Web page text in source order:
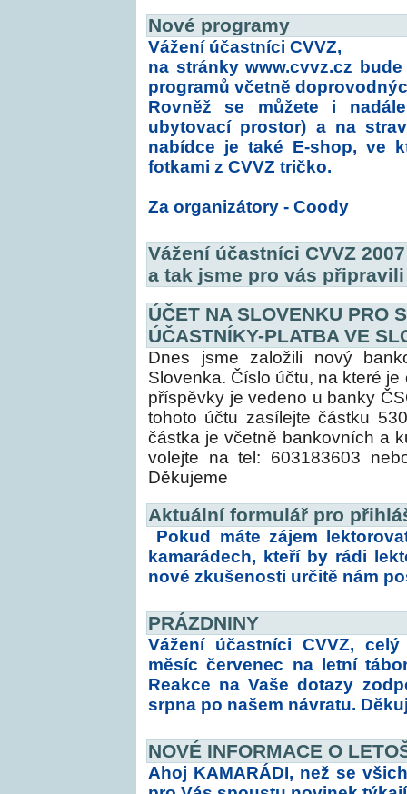
Nové programy
Vážení účastníci CVVZ,
na stránkywww.cvvz.cz
programů včetně
Rovněž se můžete i
ubytovací prostor) a na
nabídce je také E-shop, ve
fotkami z CVVZ tričko.
Za organizátory - Coody
Vážení účastníci CVVZ
a tak jsme pro vás
ÚČET NA SLOVENKU PRO
ÚČASTNÍKY-PLATBA VE
Dnes jsme založili nový
Slovenka. Číslo účtu, na které
příspěvky je vedeno u banky
tohoto účtu zasílejte částku
částka je včetně bankovních a
volejte na tel: 603183603
Děkujeme
Aktuální formulář pro
Pokud máte zájem
kamarádech, kteří by rádi
nové zkušenosti určitě nám
PRÁZDNINY
Vážení účastníci CVVZ,
měsíc červenec na letní
Reakce na Vaše dotazy
srpna po našem návratu.
NOVÉ INFORMACE O
Ahoj KAMARÁDI, než se